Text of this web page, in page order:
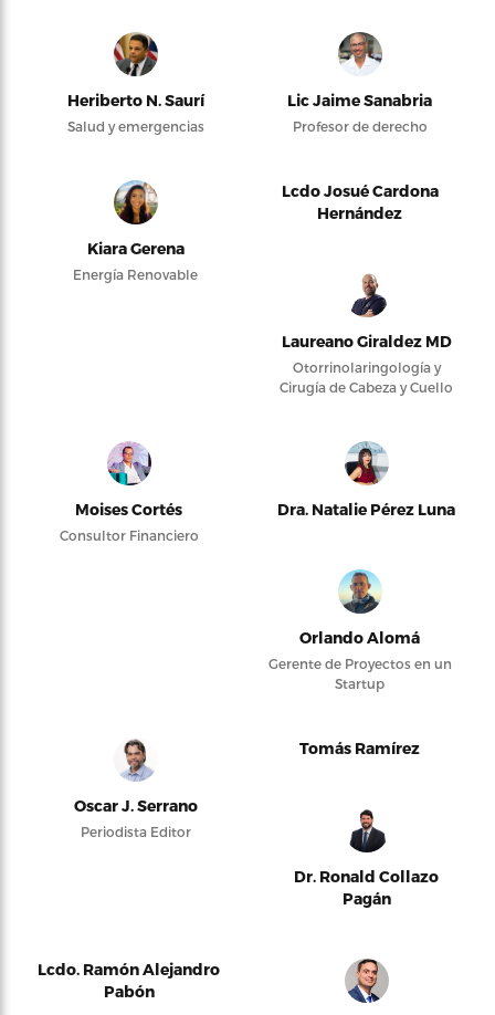
Heriberto N. Saurí
Salud y emergencias
Lic Jaime Sanabria
Profesor de derecho
Kiara Gerena
Energía Renovable
Lcdo Josué Cardona
Hernández
Laureano Giraldez MD
Otorrinolaringología y
Cirugía de Cabeza y Cuello
Moises Cortés
Consultor Financiero
Dra. Natalie Pérez Luna
Orlando Alomá
Gerente de Proyectos en un
Startup
Oscar J. Serrano
Periodista Editor
Tomás Ramírez
Dr. Ronald Collazo
Pagán
Lcdo. Ramón Alejandro
Pabón